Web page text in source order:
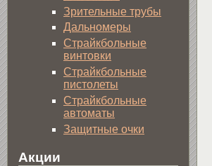
Зрительные трубы
Дальномеры
Страйкбольные
винтовки
Страйкбольные
пистолеты
Страйкбольные
автоматы
Защитные очки
Акции